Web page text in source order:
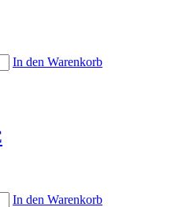
In den Warenkorb
In den Warenkorb